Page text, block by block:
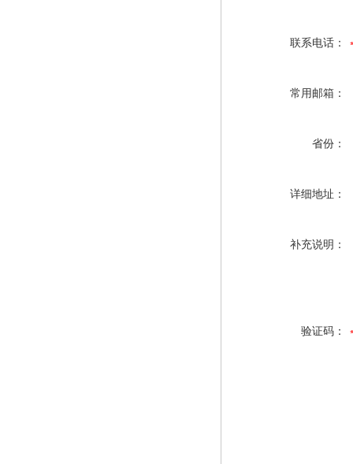
联系电话：
常用邮箱：
省份：
详细地址：
补充说明：
验证码：